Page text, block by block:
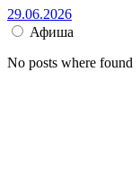
29.06.2026
Афиша
No posts where found